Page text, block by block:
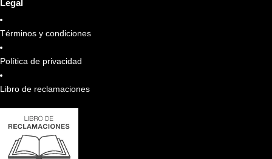
Legal
Términos y condiciones
Política de privacidad
Libro de reclamaciones